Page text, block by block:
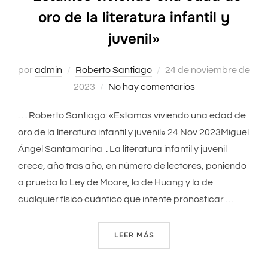
oro de la literatura infantil y
juvenil»
poradmin Roberto Santiago
Publicado
el
24 de noviembre de
2023
No hay comentarios
. . . Roberto Santiago: «Estamos viviendo una edad de
oro de la literatura infantil y juvenil» 24 Nov 2023Miguel
Ángel Santamarina . La literatura infantil y juvenil
crece, año tras año, en número de lectores, poniendo
a prueba la Ley de Moore, la de Huang y la de
cualquier físico cuántico que intente pronosticar …
LEER MÁS